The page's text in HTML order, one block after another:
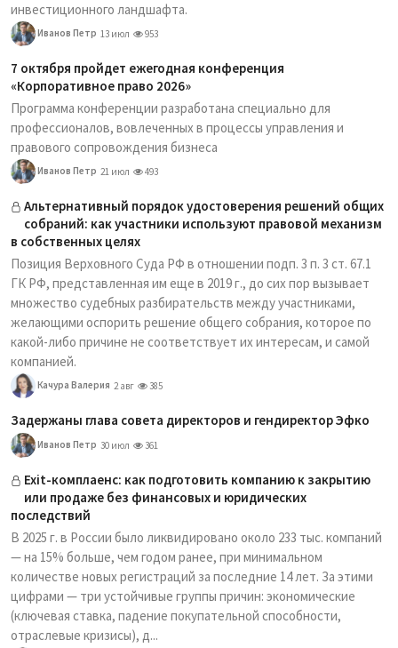
инвестиционного ландшафта.
Иванов Петр 13 июл 953
7 октября пройдет ежегодная конференция
«Корпоративное право 2026»
Программа конференции разработана специально для
профессионалов, вовлеченных в процессы управления и
правового сопровождения бизнеса
Иванов Петр 21 июл 493
Альтернативный порядок удостоверения решений общих
собраний: как участники используют правовой механизм
в собственных целях
Позиция Верховного Суда РФ в отношении подп. 3 п. 3 ст. 67.1
ГК РФ, представленная им еще в 2019 г., до сих пор вызывает
множество судебных разбирательств между участниками,
желающими оспорить решение общего собрания, которое по
какой-либо причине не соответствует их интересам, и самой
компанией.
Качура Валерия 2 авг 385
Задержаны глава совета директоров и гендиректор Эфко
Иванов Петр 30 июл 361
Exit-комплаенс: как подготовить компанию к закрытию
или продаже без финансовых и юридических
последствий
В 2025 г. в России было ликвидировано около 233 тыс. компаний
— на 15% больше, чем годом ранее, при минимальном
количестве новых регистраций за последние 14 лет. За этими
цифрами — три устойчивые группы причин: экономические
(ключевая ставка, падение покупательной способности,
отраслевые кризисы), д...